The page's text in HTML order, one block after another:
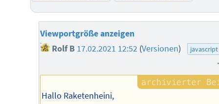
Viewportgröße anzeigen
Rolf B 17.02.2021 12:52 (Versionen) javascript
Hallo Raketenheini,